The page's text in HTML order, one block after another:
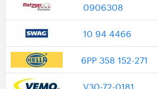
0906308
10 94 4466
6PP 358 152-271
V30-72-0181